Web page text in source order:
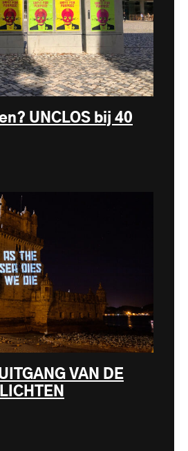
UNCLOS bij 40
VAN DE